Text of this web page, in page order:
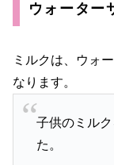
ウォーター
ミルクは、ウォ
なります。
子供のミル
た。